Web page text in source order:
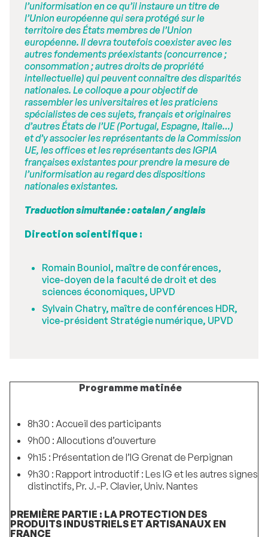
l’uniformisation en ce qu’il instaure un titre de
l’Union européenne qui sera protégé sur le
territoire des États membres de l’Union
européenne. Il devra toutefois coexister avec les
autres fondements préexistants (concurrence ;
consommation ; autres droits de propriété
intellectuelle) qui peuvent connaître des disparités
nationales. Le colloque a pour objectif de
rassembler les universitaires et les praticiens
spécialistes de ces sujets, français et originaires
d’autres États de l’UE (Portugal, Espagne, Italie…)
et d’y associer les représentants de la Commission
UE, les offices et les représentants des IGPIA
françaises existantes pour prendre la mesure de
l’uniformisation au regard des dispositions
nationales existantes.
Traduction simultanée : catalan / anglais
Direction scientifique :
Romain Bouniol, maître de conférences,
vice-doyen de la faculté de droit et des
sciences économiques, UPVD
Sylvain Chatry, maître de conférences HDR,
vice-président Stratégie numérique, UPVD
Programme matinée
8h30 : Accueil des participants
9h00 : Allocutions d’ouverture
9h15 : Présentation de l’IG Grenat de Perpignan
9h30 : Rapport introductif : Les IG et les autres signes
distinctifs, Pr. J.-P. Clavier, Univ. Nantes
PREMIÈRE PARTIE : LA PROTECTION DES
PRODUITS INDUSTRIELS ET ARTISANAUX EN
FRANCE